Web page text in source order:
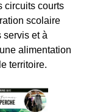
circuits courts
scolaire
servis et à
alimentation
territoire.